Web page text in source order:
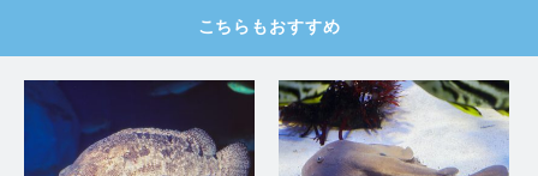
こちらもおすすめ